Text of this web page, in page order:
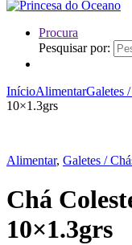
Procura
Pesquisar por:
InícioAlimentarGaletes
10×1.3grs
Alimentar, Galetes /
Chá
10×1.3grs